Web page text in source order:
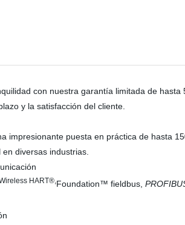
con nuestra garantía limitada de hasta
y la satisfacción del cliente.
impresionante puesta en práctica de hasta
diversas industrias.
HART®,Foundation™ fieldbus,